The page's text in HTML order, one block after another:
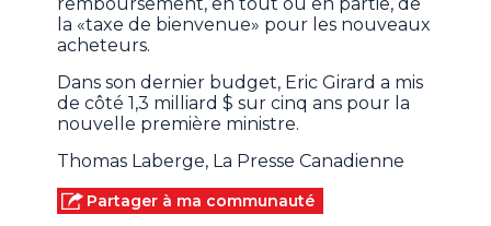
la «taxe de bienvenue» pour les nouveaux
acheteurs.
Dans son dernier budget, Eric Girard a mis
de côté 1,3 milliard $ sur cinq ans pour la
nouvelle première ministre.
Thomas Laberge, La Presse Canadienne
Partager à ma communauté